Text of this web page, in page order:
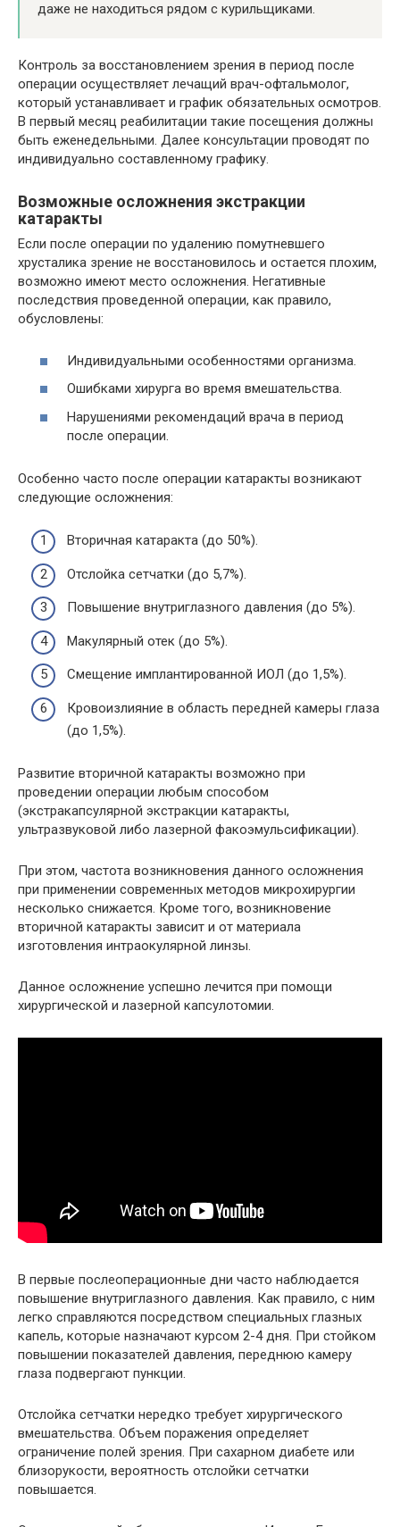
даже не находиться рядом с курильщиками.
Контроль за восстановлением зрения в период после
операции осуществляет лечащий врач-офтальмолог,
который устанавливает и график обязательных осмотров.
В первый месяц реабилитации такие посещения должны
быть еженедельными. Далее консультации проводят по
индивидуально составленному графику.
Возможные осложнения экстракции
катаракты
Если после операции по удалению помутневшего
хрусталика зрение не восстановилось и остается плохим,
возможно имеют место осложнения. Негативные
последствия проведенной операции, как правило,
обусловлены:
Индивидуальными особенностями организма.
Ошибками хирурга во время вмешательства.
Нарушениями рекомендаций врача в период
после операции.
Особенно часто после операции катаракты возникают
следующие осложнения:
Вторичная катаракта (до 50%).
Отслойка сетчатки (до 5,7%).
Повышение внутриглазного давления (до 5%).
Макулярный отек (до 5%).
Смещение имплантированной ИОЛ (до 1,5%).
Кровоизлияние в область передней камеры глаза
(до 1,5%).
Развитие вторичной катаракты возможно при
проведении операции любым способом
(экстракапсулярной экстракции катаракты,
ультразвуковой либо лазерной факоэмульсификации).
При этом, частота возникновения данного осложнения
при применении современных методов микрохирургии
несколько снижается. Кроме того, возникновение
вторичной катаракты зависит и от материала
изготовления интраокулярной линзы.
Данное осложнение успешно лечится при помощи
хирургической и лазерной капсулотомии.
В первые послеоперационные дни часто наблюдается
повышение внутриглазного давления. Как правило, с ним
легко справляются посредством специальных глазных
капель, которые назначают курсом 2-4 дня. При стойком
повышении показателей давления, переднюю камеру
глаза подвергают пункции.
Отслойка сетчатки нередко требует хирургического
вмешательства. Объем поражения определяет
ограничение полей зрения. При сахарном диабете или
близорукости, вероятность отслойки сетчатки
повышается.